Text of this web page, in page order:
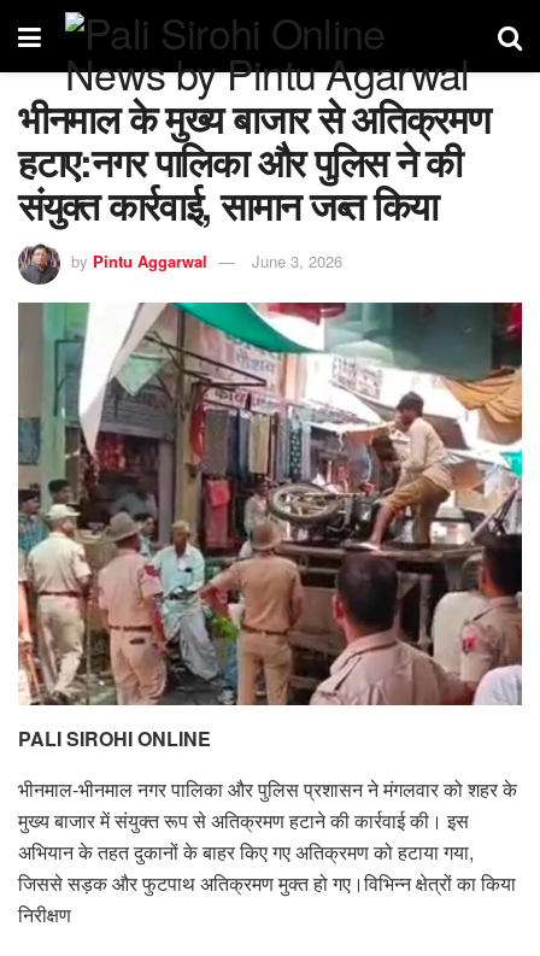
भीनमाल के मुख्य बाजार से अतिक्रमण
हटाए:नगर पालिका और पुलिस ने की
संयुक्त कार्रवाई, सामान जब्त किया
by Pintu Aggarwal June 3, 2026
PALI SIROHI ONLINE
भीनमाल-भीनमाल नगर पालिका और पुलिस प्रशासन ने मंगलवार को शहर के
मुख्य बाजार में संयुक्त रूप से अतिक्रमण हटाने की कार्रवाई की। इस
अभियान के तहत दुकानों के बाहर किए गए अतिक्रमण को हटाया गया,
जिससे सड़क और फुटपाथ अतिक्रमण मुक्त हो गए।विभिन्न क्षेत्रों का किया
निरीक्षण